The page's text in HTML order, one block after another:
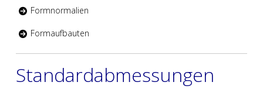
Formnormalien
Formaufbauten
Standardabmessungen